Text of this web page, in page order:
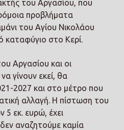
του Αργασίου, που
προβλήματα
του Αγίου Νικολάου
καταφύγιο στο Κερί.
Αργασίου και οι
γίνουν εκεί, θα
2027 και στο μέτρο που
αλλαγή. Η πίστωση του
5 εκ. ευρώ, έχει
αναζητούμε καμία